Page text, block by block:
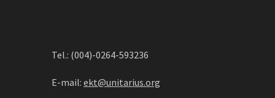
Tel.: (004)-0264-593236
E-mail: ekt@unitarius.org